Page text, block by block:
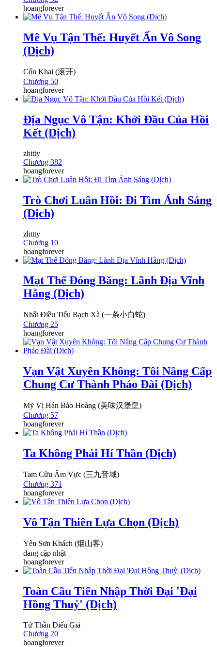
hoangforever
Mê Vụ Tận Thế: Huyết Ấn Vô Song
(Dịch)
Cổn Khai (滚开)
Chương 50
hoangforever
Địa Ngục Vô Tận: Khởi Đầu Của Hồi
Kết (Dịch)
zhttty
Chương 382
hoangforever
Trò Chơi Luân Hồi: Đi Tìm Ánh Sáng
(Dịch)
zhttty
Chương 10
hoangforever
Mạt Thế Đóng Băng: Lãnh Địa Vĩnh
Hằng (Dịch)
Nhất Điều Tiểu Bạch Xà (一条小白蛇)
Chương 25
hoangforever
Vạn Vật Xuyên Không: Tôi Nâng Cấp
Chung Cư Thành Pháo Đài (Dịch)
Mỹ Vị Hán Bảo Hoàng (美味汉堡皇)
Chương 57
hoangforever
Ta Không Phải Hí Thần (Dịch)
Tam Cửu Âm Vực (三九音域)
Chương 371
hoangforever
Vô Tận Thiên Lựa Chọn (Dịch)
Yên Sơn Khách (烟山客)
đang cập nhật
hoangforever
Toàn Cầu Tiến Nhập Thời Đại 'Đại
Hồng Thuỷ' (Dịch)
Tử Thần Điếu Giả
Chương 20
hoangforever